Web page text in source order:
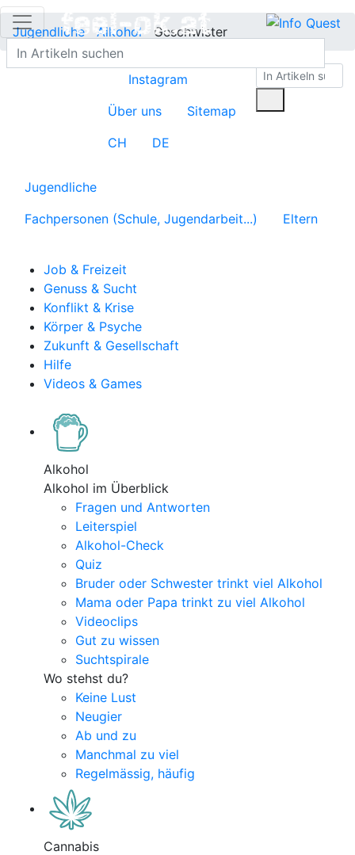
Jugendliche Alkohol Geschwister
Instagram
Über uns
Sitemap
CH
DE
Jugendliche
Fachpersonen (Schule, Jugendarbeit...)
Eltern
Job & Freizeit
Genuss & Sucht
Konflikt & Krise
Körper & Psyche
Zukunft & Gesellschaft
Hilfe
Videos & Games
Alkohol
Alkohol im Überblick
Fragen und Antworten
Leiterspiel
Alkohol-Check
Quiz
Bruder oder Schwester trinkt viel Alkohol
Mama oder Papa trinkt zu viel Alkohol
Videoclips
Gut zu wissen
Suchtspirale
Wo stehst du?
Keine Lust
Neugier
Ab und zu
Manchmal zu viel
Regelmässig, häufig
Cannabis